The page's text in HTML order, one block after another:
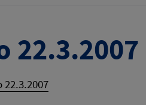
22.3.2007